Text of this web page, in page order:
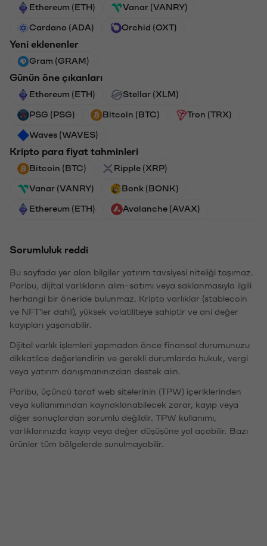
Ethereum (ETH) Vanar (VANRY)
Cardano (ADA) Orchid (OXT)
Yeni eklenenler
Gram (GRAM)
Günün öne çıkanları
Ethereum (ETH) Stellar (XLM)
PSG (PSG) Bitcoin (BTC) Tron (TRX)
Waves (WAVES)
Kripto para fiyat tahminleri
Bitcoin (BTC) Ripple (XRP)
Vanar (VANRY) Bonk (BONK)
Ethereum (ETH) Avalanche (AVAX)
Sorumluluk reddi
Bu sayfada yer alan bilgiler yatırım tavsiyesi niteliği taşımaz.
Paribu, dijital varlıkların alım-satımı veya saklanmasıyla ilgili
herhangi bir öneride bulunmaz. Kripto varlıklar (stablecoin
ve NFT'ler dahil), yüksek volatiliteye sahiptir ve ani değer
kayıpları yaşanabilir.
Dijital varlık işlemleri yapmadan önce finansal durumunuzu
dikkatlice değerlendirin ve gerekli durumlarda hukuk, vergi
veya yatırım danışmanınızdan destek alın.
Paribu, üçüncü taraf web sitelerinin (TPW) içeriklerinden
veya kullanımından kaynaklanabilecek zarar, kayıp veya
diğer sonuçlardan sorumlu değildir. TPW kullanımı,
varlıklarınızda kayıp veya değer düşüşüne yol açabilir. Bazı
ürünler tüm bölgelerde sunulmayabilir.